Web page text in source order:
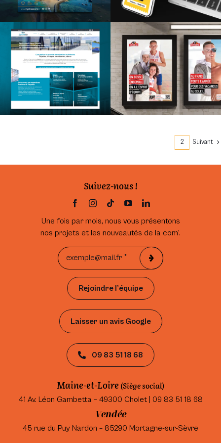
Identité visuelle et site vitrine
pour une entreprise de
menuiseries extérieures
Campagne de
communication
marque employeur
2 Suivant
Suivez-nous !
Une fois par mois, nous vous présentons
nos projets et les nouveautés de la com’.
Rejoindre l’équipe
Laisser un avis Google
09 83 51 18 68
Maine-et-Loire (Siège social)
41 Av. Léon Gambetta – 49300 Cholet | 09 83 51 18 68
Vendée
45 rue du Puy Nardon – 85290 Mortagne-sur-Sèvre